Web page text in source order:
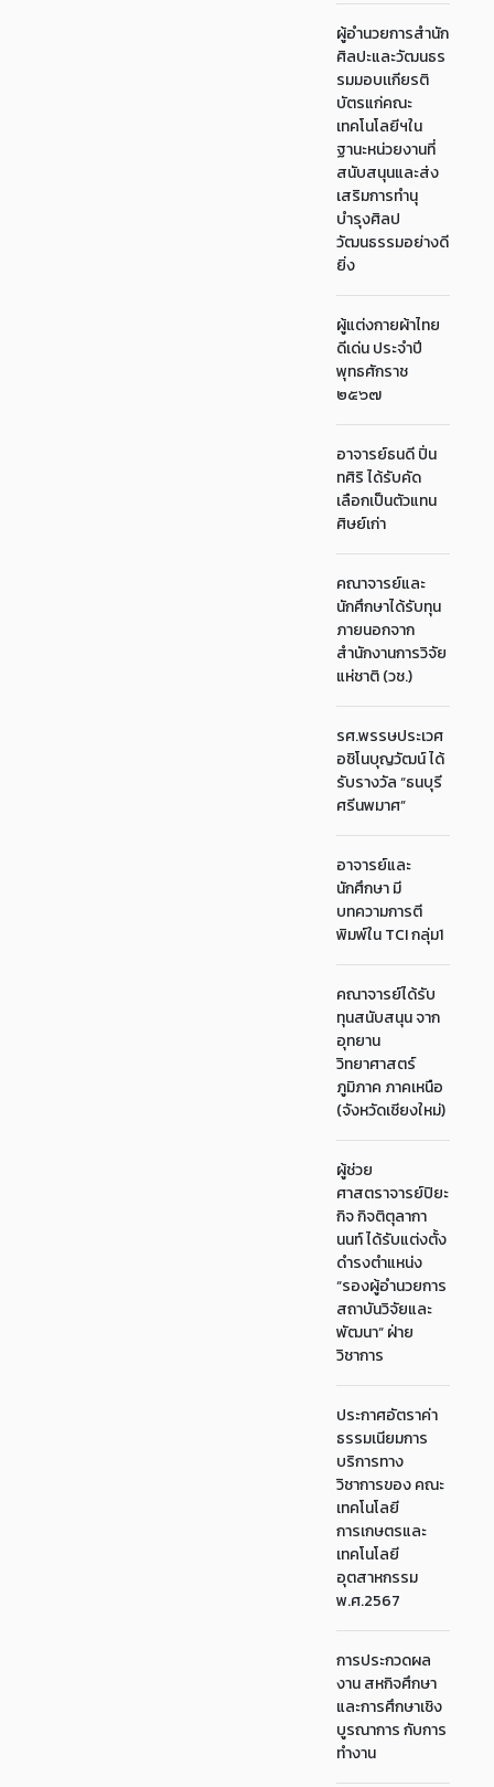
ผู้อำนวยการสำนัก
ศิลปะและวัฒนธร
รมมอบเเกียรติ
บัตรแก่คณะ
เทคโนโลยีฯใน
ฐานะหน่วยงานที่
สนับสนุนและส่ง
เสริมการทำนุ
บำรุงศิลป
วัฒนธรรมอย่างดี
ยิ่ง
ผู้แต่งกายผ้าไทย
ดีเด่น ประจำปี
พุทธศักราช
๒๕๖๗
อาจารย์ธนดี ปิ่น
ทศิริ ได้รับคัด
เลือกเป็นตัวแทน
ศิษย์เก่า
คณาจารย์และ
นักศึกษาได้รับทุน
ภายนอกจาก
สำนักงานการวิจัย
แห่ชาติ (วช.)
รศ.พรรษประเวศ
อชิโนบุญวัฒน์ ได้
รับรางวัล “ธนบุรี
ศรีนพมาศ”
อาจารย์และ
นักศึกษา มี
บทความการตี
พิมพ์ใน TCI กลุ่ม1
คณาจารย์ได้รับ
ทุนสนับสนุน จาก
อุทยาน
วิทยาศาสตร์
ภูมิภาค ภาคเหนือ
(จังหวัดเชียงใหม่)
ผู้ช่วย
ศาสตราจารย์ปิยะ
กิจ กิจติตุลากา
นนท์ ได้รับแต่งตั้ง
ดำรงตำแหน่ง
“รองผู้อำนวยการ
สถาบันวิจัยและ
พัฒนา“ ฝ่าย
วิชาการ
ประกาศอัตราค่า
ธรรมเนียมการ
บริการทาง
วิชาการของ คณะ
เทคโนโลยี
การเกษตรและ
เทคโนโลยี
อุตสาหกรรม
พ.ศ.2567
การประกวดผล
งาน สหกิจศึกษา
และการศึกษาเชิง
บูรณาการ กับการ
ทำงาน